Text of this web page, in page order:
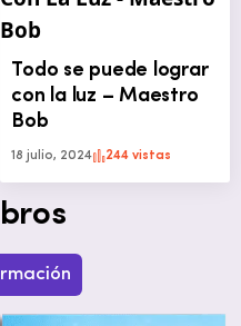
Todo se puede lograr
con la luz – Maestro
Bob
18 julio, 2024 244 vistas